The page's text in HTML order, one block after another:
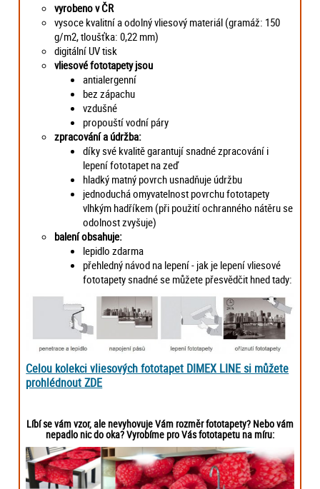
vyrobeno v ČR
vysoce kvalitní a odolný vliesový materiál (gramáž: 150
g/m2, tloušťka: 0,22 mm)
digitální UV tisk
vliesové fototapety jsou
antialergenní
bez zápachu
vzdušné
propouští vodní páry
zpracování a údržba:
díky své kvalitě garantují snadné zpracování i
lepení fototapet na zeď
hladký matný povrch usnadňuje údržbu
jednoduchá omyvatelnost povrchu fototapety
vlhkým hadříkem (při použití ochranného nátěru se
odolnost zvyšuje)
balení obsahuje:
lepidlo zdarma
přehledný návod na lepení - jak je lepení vliesové
fototapety snadné se můžete přesvědčit hned tady:
Celou kolekci vliesových fototapet DIMEX LINE si můžete
prohlédnout ZDE
Líbí se vám vzor, ale nevyhovuje Vám rozměr fototapety? Nebo vám
nepadlo nic do oka? Vyrobíme pro Vás fototapetu na míru: